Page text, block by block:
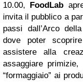
10.00, FoodLab
invita il pubblico a
passi dall’Arco
dove poter
assistere alla
assaggiare
“formaggiaio” ai